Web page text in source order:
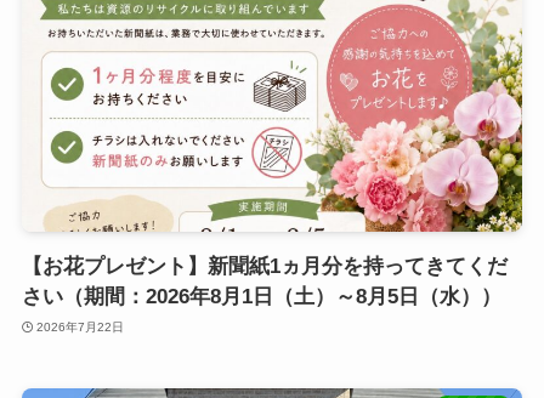
【お花プレゼント】新聞紙1ヵ月分を持ってきてくだ
さい（期間：2026年8月1日（土）～8月5日（水））
2026年7月22日